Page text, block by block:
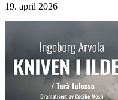
19. april 2026